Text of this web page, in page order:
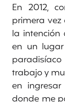
En 2012,
primera vez
la intención
en un lugar
trabajo y
en
donde me